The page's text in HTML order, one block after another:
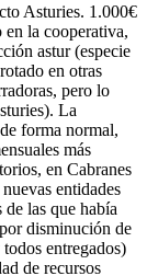
Asturies. 1.000€
la cooperativa,
astur (especie
en otras
pero lo
La
forma normal,
más
en Cabranes
entidades
las que había
disminución de
entregados)
de recursos